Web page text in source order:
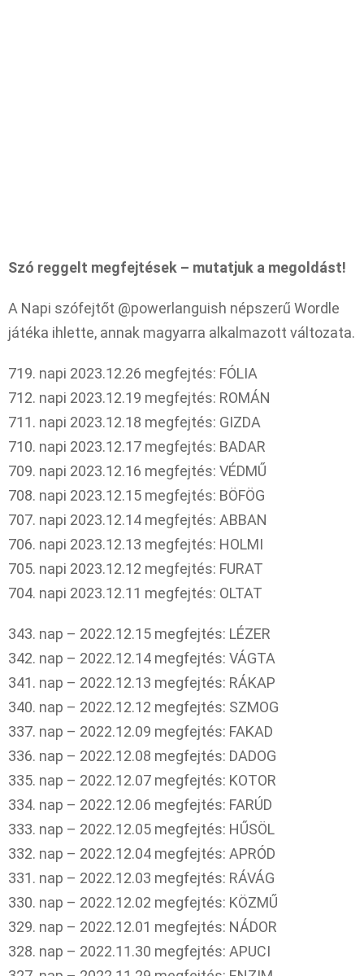
Szó reggelt megfejtések – mutatjuk a megoldást!
A Napi szófejtőt @powerlanguish népszerű Wordle
játéka ihlette, annak magyarra alkalmazott változata.
719. napi 2023.12.26 megfejtés: FÓLIA
712. napi 2023.12.19 megfejtés: ROMÁN
711. napi 2023.12.18 megfejtés: GIZDA
710. napi 2023.12.17 megfejtés: BADAR
709. napi 2023.12.16 megfejtés: VÉDMŰ
708. napi 2023.12.15 megfejtés: BÖFÖG
707. napi 2023.12.14 megfejtés: ABBAN
706. napi 2023.12.13 megfejtés: HOLMI
705. napi 2023.12.12 megfejtés: FURAT
704. napi 2023.12.11 megfejtés: OLTAT
343. nap – 2022.12.15 megfejtés: LÉZER
342. nap – 2022.12.14 megfejtés: VÁGTA
341. nap – 2022.12.13 megfejtés: RÁKAP
340. nap – 2022.12.12 megfejtés: SZMOG
337. nap – 2022.12.09 megfejtés: FAKAD
336. nap – 2022.12.08 megfejtés: DADOG
335. nap – 2022.12.07 megfejtés: KOTOR
334. nap – 2022.12.06 megfejtés: FARÚD
333. nap – 2022.12.05 megfejtés: HŰSÖL
332. nap – 2022.12.04 megfejtés: APRÓD
331. nap – 2022.12.03 megfejtés: RÁVÁG
330. nap – 2022.12.02 megfejtés: KÖZMŰ
329. nap – 2022.12.01 megfejtés: NÁDOR
328. nap – 2022.11.30 megfejtés: APUCI